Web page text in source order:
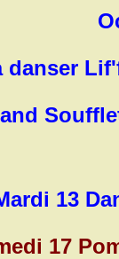
danser
13
17